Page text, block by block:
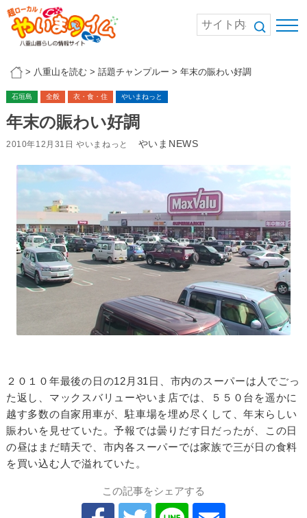
> 八重山を読む > 話題チャンプルー > 年末の賑わい好調
石垣島 全般 衣・食・住 やいまねっと
年末の賑わい好調
2010年12月31日 やいまねっと やいまNEWS
２０１０年最後の日の12月31日、市内のスーパーは人でごっ
た返し、マックスバリューやいま店では、５５０台を遥かに
越す多数の自家用車が、駐車場を埋め尽くして、年末らしい
賑わいを見せていた。予報では曇りだす日だったが、この日
の昼はまだ晴天で、市内各スーパーでは家族で三が日の食料
を買い込む人で溢れていた。
この記事をシェアする